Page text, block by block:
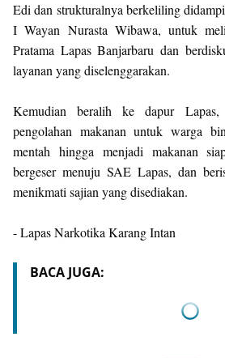
Edi dan strukturalnya berkeliling
I Wayan Nurasta Wibawa, untuk
Pratama Lapas Banjarbaru dan
layanan yang diselenggarakan.
Kemudian beralih ke dapur
pengolahan makanan untuk warga
mentah hingga menjadi makanan
bergeser menuju SAE Lapas, dan
menikmati sajian yang disediakan.
- Lapas Narkotika Karang Intan
BACA JUGA: